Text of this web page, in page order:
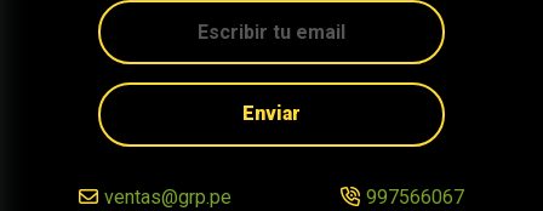
Enviar
ventas@grp.pe 997566067